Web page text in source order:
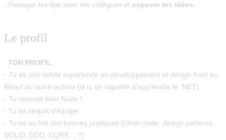
- Partager tes tips avec tes collègues et exposer tes idées.
Le profil
TON PROFIL
- Tu as une solide expérience en développement et design front en
React ou autre techno (si tu es capable d'apprendre le .NET)
- Tu connais bien Node !
- Tu as l'esprit d'équipe
- Tu es au fait des bonnes pratiques (clean code, design patterns,
SOLID, DDD, CQRS… ?)